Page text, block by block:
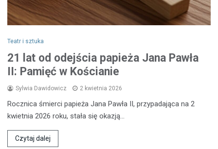
Teatr i sztuka
21 lat od odejścia papieża Jana Pawła
II: Pamięć w Kościanie
Sylwia Dawidowicz 2 kwietnia 2026
Rocznica śmierci papieża Jana Pawła II, przypadająca na 2
kwietnia 2026 roku, stała się okazją…
Czytaj dalej